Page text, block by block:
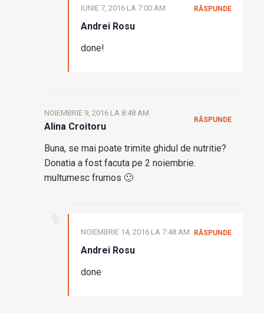
Andrei Rosu
IUNIE 7, 2016 LA 7:00 AM
done!
RĂSPUNDE
Alina Croitoru
NOIEMBRIE 9, 2016 LA 8:48 AM
Buna, se mai poate trimite ghidul de nutritie?
Donatia a fost facuta pe 2 noiembrie.
multumesc frumos 🙂
RĂSPUNDE
Andrei Rosu
NOIEMBRIE 14, 2016 LA 7:48 AM
done
RĂSPUNDE